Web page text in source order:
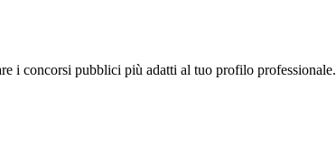
i concorsi pubblici più adatti al tuo profilo professionale.